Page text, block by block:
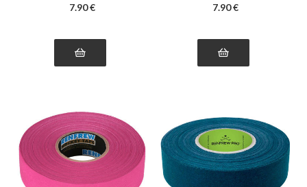
7.90 € 7.90 €